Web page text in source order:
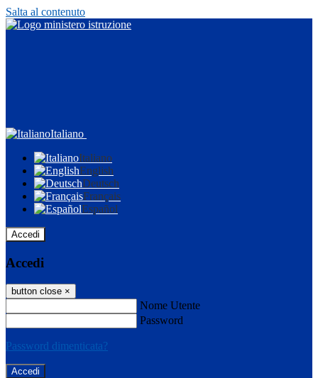
Salta al contenuto
Italiano
Italiano
English
Deutsch
Français
Español
Accedi
Accedi
button close ×
Nome Utente
Password
Password dimenticata?